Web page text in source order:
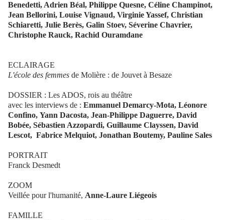
Benedetti, Adrien Béal, Philippe Quesne, Céline Champinot,
Jean Bellorini, Louise Vignaud, Virginie Yassef, Christian
Schiaretti, Julie Berès, Galin Stoev, Séverine Chavrier,
Christophe Rauck, Rachid Ouramdane
ECLAIRAGE
L'école des femmes de Molière : de Jouvet à Besaze
DOSSIER : Les ADOS, rois au théâtre
avec les interviews de : Emmanuel Demarcy-Mota, Léonore
Confino, Yann Dacosta, Jean-Philippe Daguerre, David
Bobée, Sébastien Azzopardi, Guillaume Clayssen, David
Lescot, Fabrice Melquiot, Jonathan Boutemy, Pauline Sales
PORTRAIT
Franck Desmedt
ZOOM
Veillée pour l'humanité, Anne-Laure Liégeois
FAMILLE